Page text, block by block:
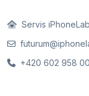
Servis iPhoneLab
+420 602 958